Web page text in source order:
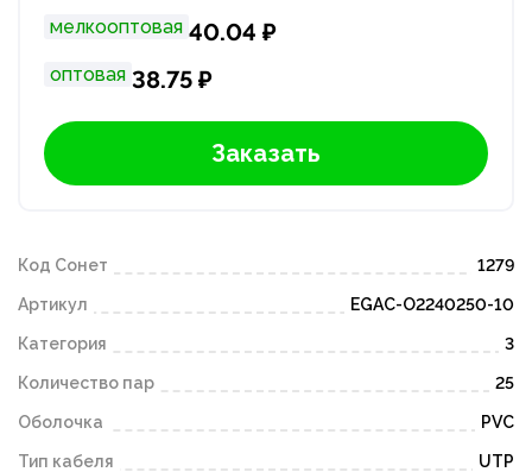
мелкооптовая 40.04 ₽
оптовая 38.75 ₽
Заказать
Код Сонет 1279
Артикул EGAC-O2240250-10
Категория 3
Количество пар 25
Оболочка PVC
Тип кабеля UTP